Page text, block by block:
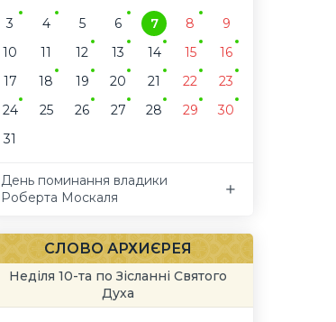
3
4 5 6 7 8
9
10
11 12 13 14 15
16
17
18 19 20 21 22
23
24
25 26 27 28 29
30
31
День поминання владики
Роберта Москаля
СЛОВО АРХИЄРЕЯ
Неділя 10-та по Зісланні Святого
Духа